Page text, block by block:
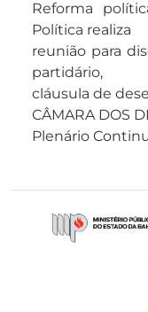
Reforma
Política realiza
reunião para
partidário,
cláusula de
CÂMARA DOS
Plenário